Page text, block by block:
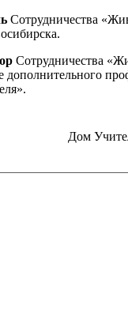
Сотрудничества
Сотрудничества
дополнительного
Дом